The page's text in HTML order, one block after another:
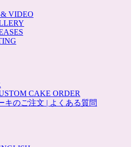
VIDEO
CAKE ORDER
キのご注文 | よくある質問